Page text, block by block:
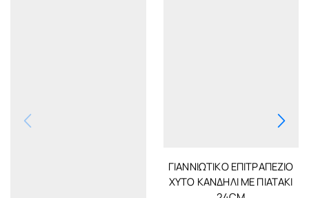
ΓΙΑΝΝΙΏΤΙΚΟ ΕΠΙΤΡΑΠΈΖΙΟ
ΧΥΤΌ ΚΑΝΔΉΛΙ ΜΕ ΠΙΑΤΆΚΙ